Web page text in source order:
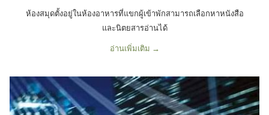
ห้องสมุดตั้งอยู่ในห้องอาหารที่แขกผู้เข้าพักสามารถเลือกหาหนังสือ
และนิตยสารอ่านได้
อ่านเพิ่มเติม